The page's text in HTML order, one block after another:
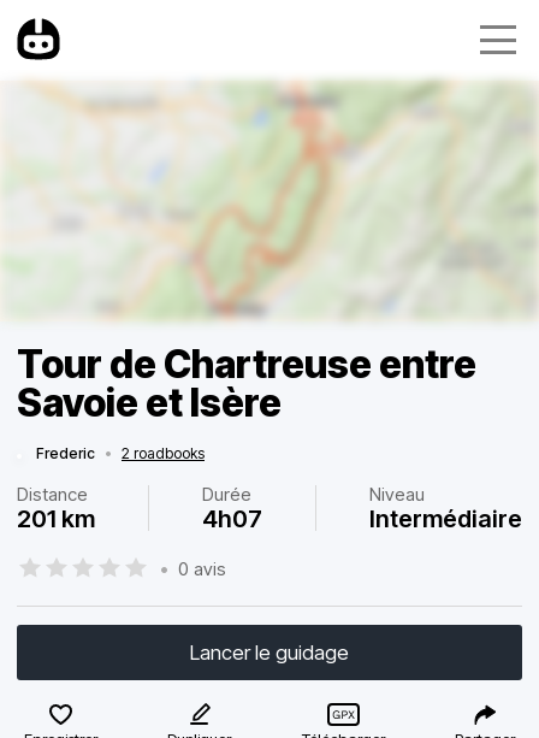
Tour de Chartreuse entre
Savoie et Isère
Frederic • 2 roadbooks
Distance
201 km
Durée
4h07
Niveau
Intermédiaire
• 0 avis
Lancer le guidage